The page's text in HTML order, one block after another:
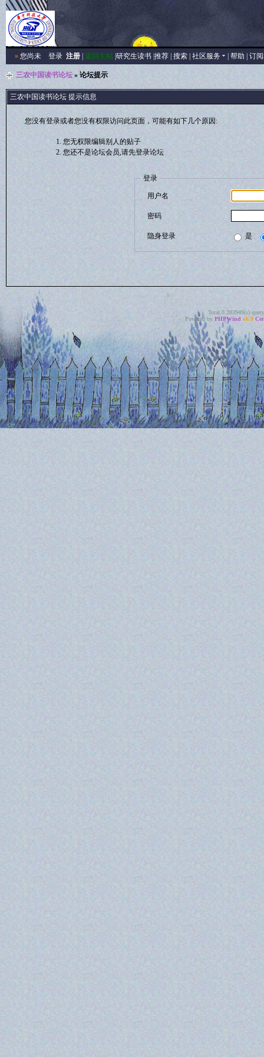
»您尚未 登录 注册| 返回主站| 研究生读书| 推荐| 搜索| 社区服务 帮助 订
三农中国读书论坛» 论坛提示
三农中国读书论坛 提示信息
您没有登录或者您没有权限访问此页面，可能有如下几个原因:
您无权限编辑别人的贴子
您还不是论坛会员,请先登录论坛
登录
用户名
密码
隐身登录 是
Total 0.283949(s)
Powered by PHPWind v6.0